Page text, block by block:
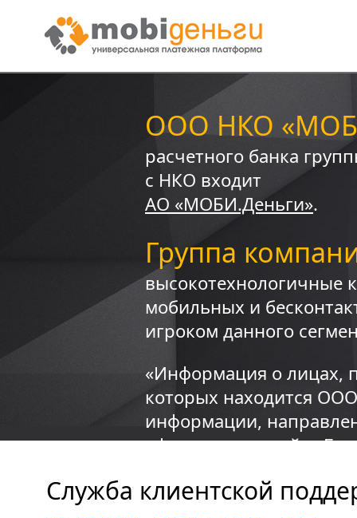
ООО НКО
расчетного банка
с НКО входит
АО «MOБИ.Деньги».
Группа
высокотехнологичные
мобильных и
игроком данного
«Информация о лицах,
которых находится
информации,
официальном сайте
Служба клиентской